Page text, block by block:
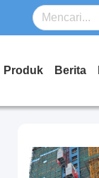
Produk Berita